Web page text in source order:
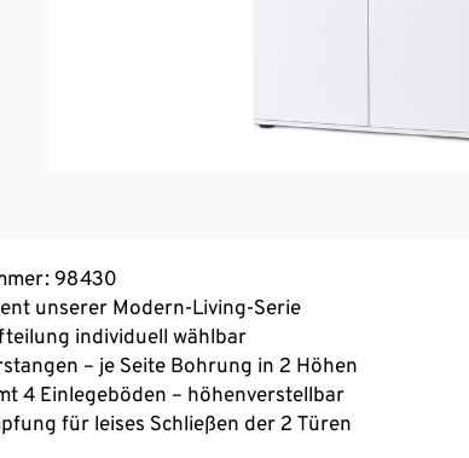
98430
unserer Modern-Living-Serie
individuell wählbar
– je Seite Bohrung in 2 Höhen
4 Einlegeböden – höhenverstellbar
für leises Schließen der 2 Türen